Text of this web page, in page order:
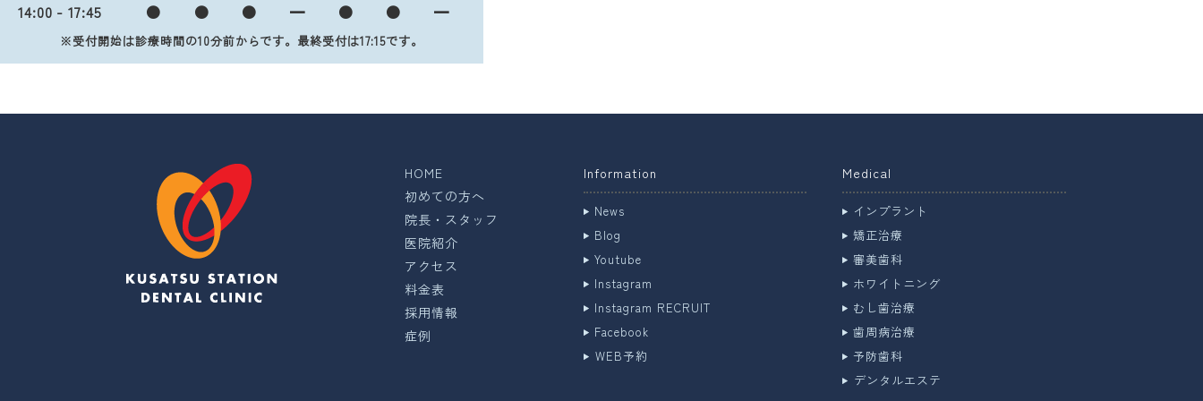
14:00 - 17:45
● ● ● ━ ● ● ━
※受付開始は診療時間の10分前からです。 最終受付は17:15です。
HOME
初めての方へ
院長・スタッフ
医院紹介
アクセス
料金表
採用情報
症例
Information
News
Blog
Youtube
Instagram
Instagram RECRUIT
Facebook
WEB予約
Medical
インプラント
矯正治療
審美歯科
ホワイトニング
むし歯治療
歯周病治療
予防歯科
デンタルエステ